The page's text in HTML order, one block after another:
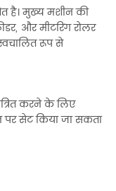
है। मुख्य मशीन की
और मीटरिंग रोलर
रूप से
करने के लिए
पर सेट किया जा सकता